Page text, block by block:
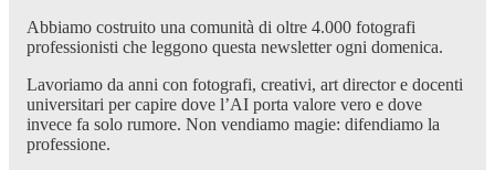
Abbiamo costruito una comunità di oltre 4.000 fotografi
professionisti che leggono questa newsletter ogni domenica.
Lavoriamo da anni con fotografi, creativi, art director e docenti
universitari per capire dove l’AI porta valore vero e dove
invece fa solo rumore. Non vendiamo magie: difendiamo la
professione.